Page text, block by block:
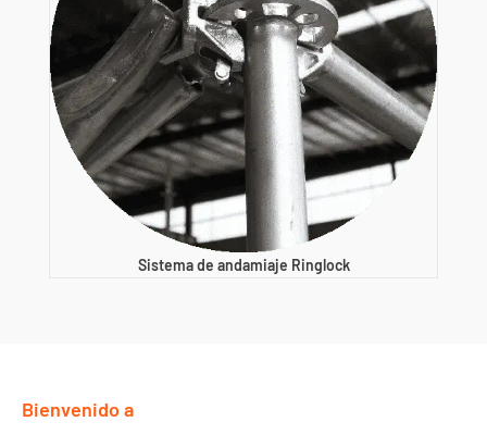
Sistema de andamiaje Ringlock
Bienvenido a